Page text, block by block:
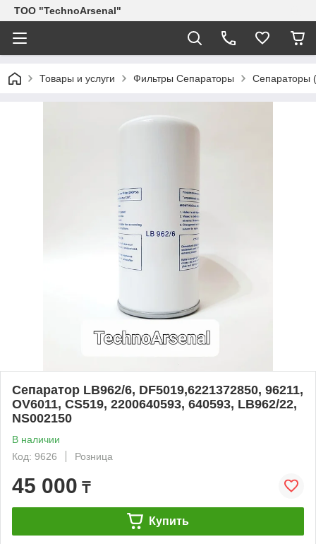
ТОО "TechnoArsenal"
Товары и услуги Фильтры Сепараторы Сепараторы
Сепаратор LB962/6, DF5019,6221372850, 96211,
OV6011, CS519, 2200640593, 640593, LB962/22,
NS002150
В наличии
Код: 9626
Розница
45 000 ₸
Купить